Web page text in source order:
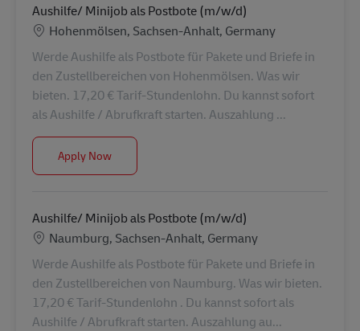
Aushilfe/ Minijob als Postbote (m/w/d)
Location
Hohenmölsen, Sachsen-Anhalt, Germany
Werde Aushilfe als Postbote für Pakete und Briefe in
den Zustellbereichen von Hohenmölsen. Was wir
bieten. 17,20 € Tarif-Stundenlohn. Du kannst sofort
als Aushilfe / Abrufkraft starten. Auszahlung ...
Apply NowAushilfe/ Minijob als Postbote (m/w/d)
Aushilfe/ Minijob als Postbote (m/w/d)
Location
Naumburg, Sachsen-Anhalt, Germany
Werde Aushilfe als Postbote für Pakete und Briefe in
den Zustellbereichen von Naumburg. Was wir bieten.
17,20 € Tarif-Stundenlohn . Du kannst sofort als
Aushilfe / Abrufkraft starten. Auszahlung au...